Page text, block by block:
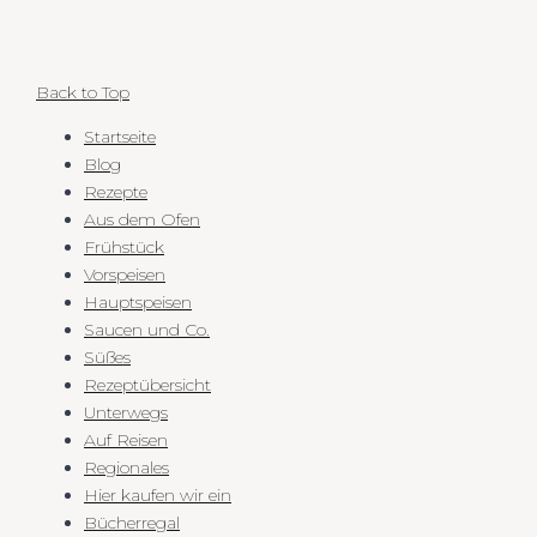
Back to Top
Startseite
Blog
Rezepte
Aus dem Ofen
Frühstück
Vorspeisen
Hauptspeisen
Saucen und Co.
Süßes
Rezeptübersicht
Unterwegs
Auf Reisen
Regionales
Hier kaufen wir ein
Bücherregal